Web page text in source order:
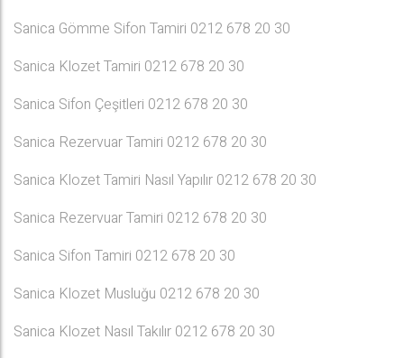
Sanica Gömme Sifon Tamiri 0212 678 20 30
Sanica Klozet Tamiri 0212 678 20 30
Sanica Sifon Çeşitleri 0212 678 20 30
Sanica Rezervuar Tamiri 0212 678 20 30
Sanica Klozet Tamiri Nasıl Yapılır 0212 678 20 30
Sanica Rezervuar Tamiri 0212 678 20 30
Sanica Sifon Tamiri 0212 678 20 30
Sanica Klozet Musluğu 0212 678 20 30
Sanica Klozet Nasıl Takılır 0212 678 20 30